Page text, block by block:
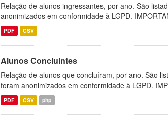
Relação de alunos ingressantes, por ano. São
anonimizados em conformidade à LGPD.
PDF CSV
Alunos Concluintes
Relação de alunos que concluíram, por ano. São
foram anonimizados em conformidade à LGPD.
PDF CSV php